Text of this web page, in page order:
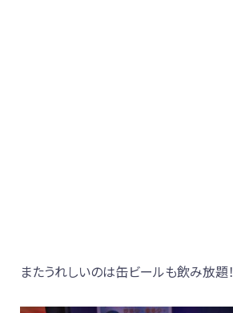
またうれしいのは缶ビールも飲み放題！